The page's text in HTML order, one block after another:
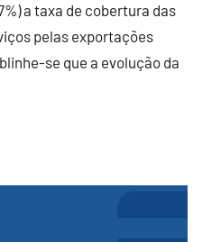
a taxa de cobertura das
pelas exportações
se que a evolução da